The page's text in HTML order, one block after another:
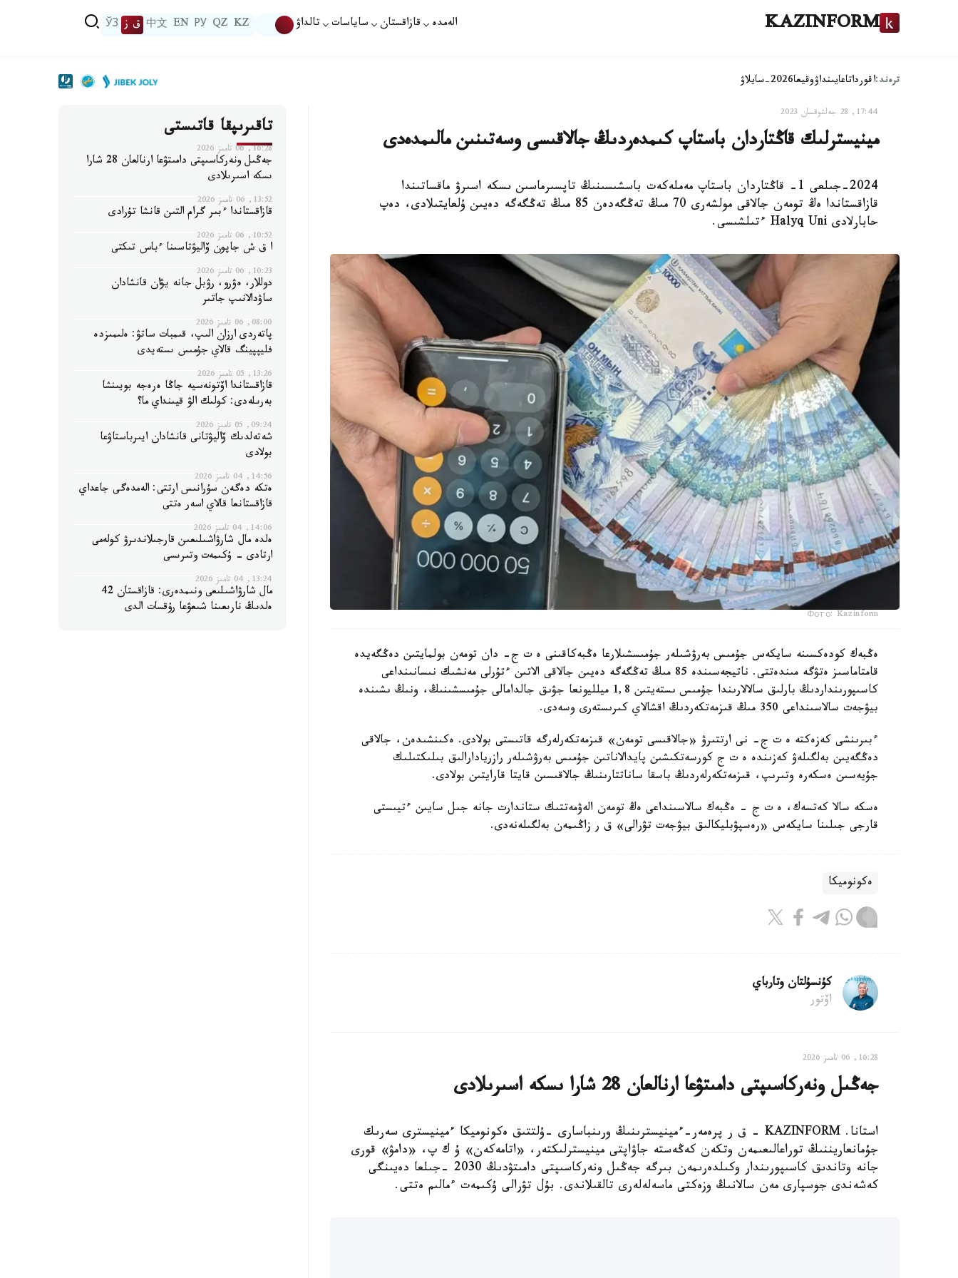
KAZINFORM الەمدە قازاقستان ساياسات تالداۋ KZ
QZ
РУ
EN
中文 ق ز ЎЗ
ترەند:اقورداتاعايىنداۋوقيعا2026-سايلاۋ
17:44, 28 جەلتوقسان 2023
مينيسترلىك قاڭتاردان باستاپ كىمدەردىڭ جالاقىسى وسەتىنىن مالىمدەدى
2024-جىلعى 1- قاڭتاردان باستاپ مەملەكەت باسشىسىنىڭ تاپسىرماسىن ىسكە اسىرۋ ماقساتىندا
قازاقستاندا ەڭ تومەن جالاقى مولشەرى 70 مىڭ تەڭگەدەن 85 مىڭ تەڭگەگە دەيىن ۇلعايتىلادى، دەپ
حابارلادى Halyq Uni ءتىلشىسى.
Фото: Kazinform
ەڭبەك كودەكسىنە سايكەس جۇمىس بەرۋشىلەر جۇمىسشىلارعا ەڭبەكاقىنى ە ت ج- دان تومەن بولمايتىن دەڭگەيدە
قامتاماسىز ەتۋگە مىندەتتى. ناتيجەسىندە 85 مىڭ تەڭگەگە دەيىن جالاقى الاتىن ءتۇرلى مەنشىك نىسانىنداعى
كاسىپورىنداردىڭ بارلىق سالالارىندا جۇمىس ىستەيتىن 1,8 ميلليونعا جۋىق جالدامالى جۇمىسشىنىڭ، ونىڭ ىشىندە
بيۋجەت سالاسىنداعى 350 مىڭ قىزمەتكەردىڭ اقشالاي كىرىستەرى وسەدى.
ءبىرىنشى كەزەكتە ە ت ج- نى ارتتىرۋ «جالاقىسى تومەن» قىزمەتكەرلەرگە قاتىستى بولادى. ەكىنشىدەن، جالاقى
دەڭگەيىن بەلگىلەۋ كەزىندە ە ت ج كورسەتكىشىن پايدالاناتىن جۇمىس بەرۋشىلەر رازريادارالىق بىلىكتىلىك
جۇيەسىن ەسكەرە وتىرىپ، قىزمەتكەرلەردىڭ باسقا ساناتتارىنىڭ جالاقىسىن قايتا قارايتىن بولادى.
ەسكە سالا كەتسەك، ە ت ج - ەڭبەك سالاسىنداعى ەڭ تومەن الەۋمەتتىك ستاندارت جانە جىل سايىن ءتيىستى
قارجى جىلىنا سايكەس «رەسپۋبليكالىق بيۋجەت تۋرالى» ق ر زاڭىمەن بەلگىلەنەدى.
ەكونوميكا
كۇنسۇلتان وتارباي
اۆتور
16:28, 06 تامىز 2026
جەڭىل ونەركاسىپتى دامىتۋعا ارنالعان 28 شارا ىسكە اسىرىلادى
استانا. KAZINFORM - ق ر پرەمەر-ءمينيسترىنىڭ ورىنباسارى -ۇلتتىق ەكونوميكا ءمينيسترى سەرىك
جۇمانعاريننىڭ توراعالىعىمەن وتكەن كەڭەستە جاۋاپتى مينيسترلىكتەر، «اتامەكەن» ۇ ك پ، «دامۋ» قورى
جانە وتاندىق كاسىپورىندار وكىلدەرىمەن بىرگە جەڭىل ونەركاسىپتى دامىتۋدىڭ 2030 -جىلعا دەيىنگى
كەشەندى جوسپارى مەن سالانىڭ وزەكتى ماسەلەلەرى تالقىلاندى. بۇل تۋرالى ۇكىمەت ءمالىم ەتتى.
تاقىرىپقا قاتىستى
16:28, 06 تامىز 2026
جەڭىل ونەركاسىپتى دامىتۋعا ارنالعان 28 شارا
ىسكە اسىرىلادى
13:52, 06 تامىز 2026
قازاقستاندا ءبىر گرام التىن قانشا تۇرادى
10:52, 06 تامىز 2026
ا ق ش جاپون ۆاليۋتاسىنا ءباس تىكتى
10:23, 06 تامىز 2026
دوللار، ەۋرو، رۋبل جانە يۋان قانشادان
ساۋدالانىپ جاتىر
08:00, 06 تامىز 2026
پاتەردى ارزان الىپ، قىمبات ساتۋ: ەلىمىزدە
فليپپينگ قالاي جۇمىس ىستەيدى
13:26, 05 تامىز 2026
قازاقستاندا اۆتونەسيە جاڭا ەرەجە بويىنشا
بەرىلەدى: كولىك الۋ قيىنداي ما؟
09:24, 05 تامىز 2026
شەتەلدىك ۆاليۋتانى قانشادان ايىرباستاۋعا
بولادى
14:56, 04 تامىز 2026
ەتكە دەگەن سۇرانىس ارتتى: الەمدەگى جاعداي
قازاقستانعا قالاي اسەر ەتتى
14:06, 04 تامىز 2026
ەلدە مال شارۋاشىلىعىن قارجىلاندىرۋ كولەمى
ارتادى - ۇكىمەت وتىرىسى
13:24, 04 تامىز 2026
مال شارۋاشىلىعى ونىمدەرى: قازاقستان 42
ەلدىڭ نارىعىنا شىعۋعا رۇقسات الدى